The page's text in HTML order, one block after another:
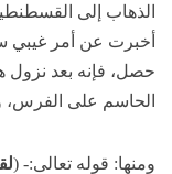
الذهاب إلى
أخبرت عن أمر غيبي
حصل، فإنه بعد نزول
الحاسم على
ومنها: قوله تعالى:- (